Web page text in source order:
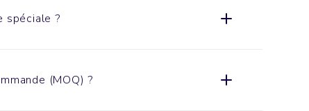
spéciale ?
(MOQ) ?